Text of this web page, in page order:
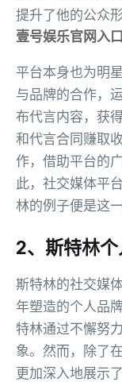
提升了他的公众
壹号娱乐官网入口
平台本身也为明
与品牌的合作，
布代言内容，获
和代言合同赚取
作，借助平台的
此，社交媒体平
林的例子便是这
2、斯特林
斯特林的社交媒
年塑造的个人品
特林通过不懈努
象。然而，除了
更加深入地展示